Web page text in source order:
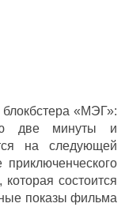
«МЭГ»:
две минуты и
на следующей
состоится
показы фильма